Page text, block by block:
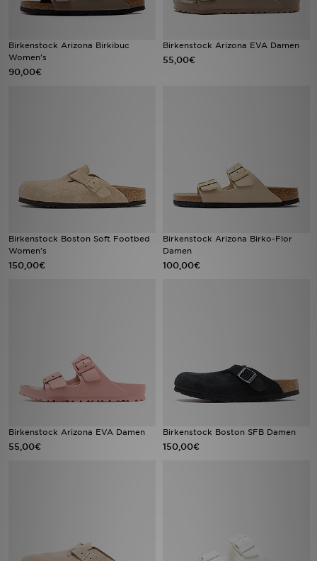
Birkenstock Arizona Birkibuc
Women's
90,00€
Birkenstock Arizona EVA Damen
55,00€
Birkenstock Boston Soft Footbed
Women's
150,00€
Birkenstock Arizona Birko-Flor
Damen
100,00€
Birkenstock Arizona EVA Damen
55,00€
Birkenstock Boston SFB Damen
150,00€
Sport
Lade die APP
Filialfinder
Geschenkgutschein
Studenten
Blog